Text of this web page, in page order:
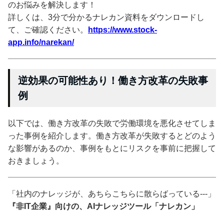
のお悩みを解決します！
詳しくは、3分で分かるナレカン資料をダウンロードし
て、ご確認ください。
https://www.stock-
app.info/narekan/
逆効果の可能性あり！働き方改革の失敗事
例
以下では、働き方改革の失敗で労働環境を悪化させてしま
った事例を紹介します。働き方改革が失敗するとどのよう
な影響があるのか、事例をもとにリスクを事前に把握して
おきましょう。
「社内のナレッジが、あちらこちらに散らばっている---」
『非IT企業』向けの、AIナレッジツール「ナレカン」